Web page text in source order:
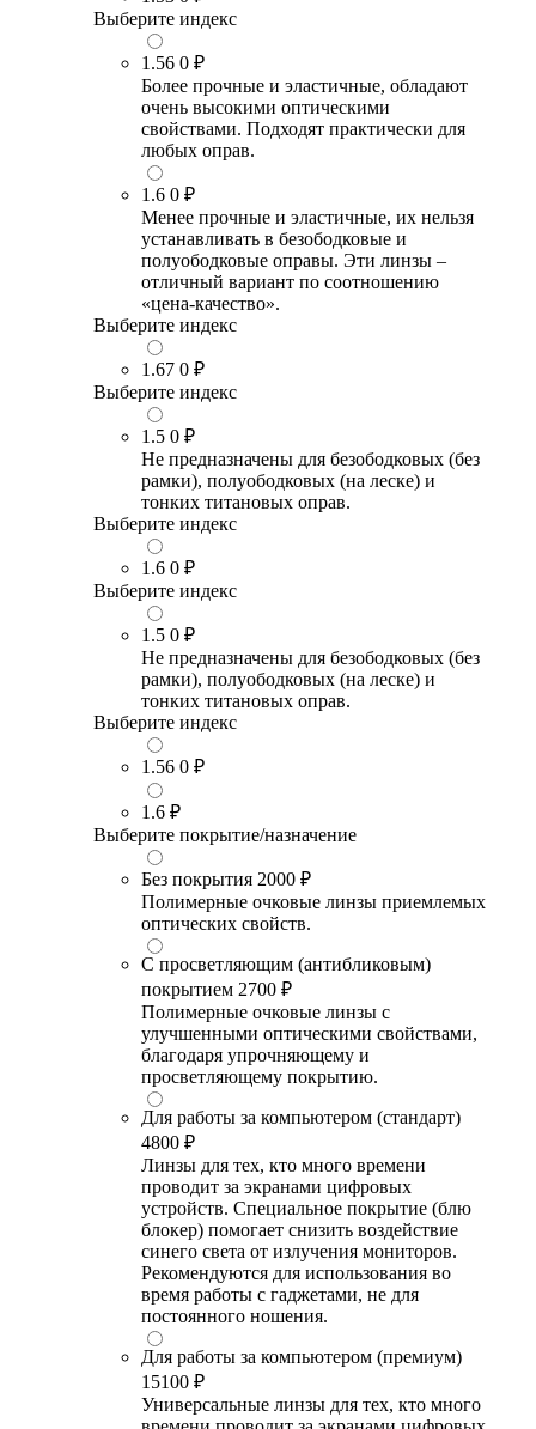
Выберите индекс
1.56 0 ₽
Более прочные и эластичные, обладают
очень высокими оптическими
свойствами. Подходят практически для
любых оправ.
1.6 0 ₽
Менее прочные и эластичные, их нельзя
устанавливать в безободковые и
полуободковые оправы. Эти линзы –
отличный вариант по соотношению
«цена-качество».
Выберите индекс
1.67 0 ₽
Выберите индекс
1.5 0 ₽
Не предназначены для безободковых (без
рамки), полуободковых (на леске) и
тонких титановых оправ.
Выберите индекс
1.6 0 ₽
Выберите индекс
1.5 0 ₽
Не предназначены для безободковых (без
рамки), полуободковых (на леске) и
тонких титановых оправ.
Выберите индекс
1.56 0 ₽
1.6 ₽
Выберите покрытие/назначение
Без покрытия 2000 ₽
Полимерные очковые линзы приемлемых
оптических свойств.
С просветляющим (антибликовым)
покрытием 2700 ₽
Полимерные очковые линзы с
улучшенными оптическими свойствами,
благодаря упрочняющему и
просветляющему покрытию.
Для работы за компьютером (стандарт)
4800 ₽
Линзы для тех, кто много времени
проводит за экранами цифровых
устройств. Специальное покрытие (блю
блокер) помогает снизить воздействие
синего света от излучения мониторов.
Рекомендуются для использования во
время работы с гаджетами, не для
постоянного ношения.
Для работы за компьютером (премиум)
15100 ₽
Универсальные линзы для тех, кто много